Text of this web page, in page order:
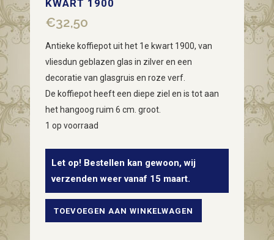
KWART 1900
€32,50
Antieke koffiepot uit het 1e kwart 1900, van
vliesdun geblazen glas in zilver en een
decoratie van glasgruis en roze verf.
De koffiepot heeft een diepe ziel en is tot aan
het hangoog ruim 6 cm. groot.
1 op voorraad
Let op! Bestellen kan gewoon, wij
verzenden weer vanaf 15 maart.
Antieke
TOEVOEGEN AAN WINKELWAGEN